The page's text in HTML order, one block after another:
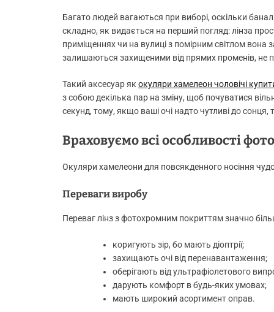
Багато людей вагаються при виборі, оскільки
складно, як видається на перший погляд: лінза
приміщеннях чи на вулиці з помірним світлом вона
залишаються захищеними від прямих променів, не
Такий аксесуар як окуляри хамелеон чоловічі
з собою декілька пар на зміну, щоб почуватися
секунд, тому, якщо ваші очі надто чутливі до
Враховуємо всі особливості
Окуляри хамелеони для повсякденного носіння
Переваги виробу
Переваг лінз з фотохромним покриттям значно
коригують зір, бо мають діоптрії;
захищають очі від перенавантаження;
оберігають від ультрафіолетового
дарують комфорт в будь-яких умовах;
мають широкий асортимент оправ.